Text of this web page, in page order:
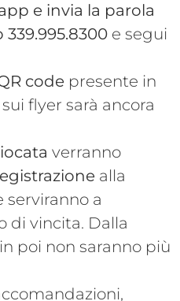
e invia la parola
e segui
code presente in
flyer sarà ancora
verranno
alla
serviranno a
di vincita. Dalla
poi non saranno più